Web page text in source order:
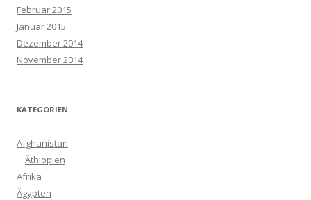
Februar 2015
Januar 2015
Dezember 2014
November 2014
KATEGORIEN
Afghanistan
Äthiopien
Afrika
Ägypten